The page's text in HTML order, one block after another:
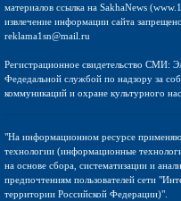
материалов ссылка на SakhaNews
извлечение информации сайта
reklama1sn@mail.ru
Регистрационное свидетельство СМИ:
Федедальной службой по надзору за
коммуникаций и охране культурного
"На информационном ресурсе
технологии (информационные
на основе сбора, систематизации и
предпочтениям пользователей сети
территории Российской Федерации)".